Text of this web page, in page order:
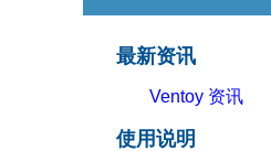
最新资讯
Ventoy 资讯
使用说明